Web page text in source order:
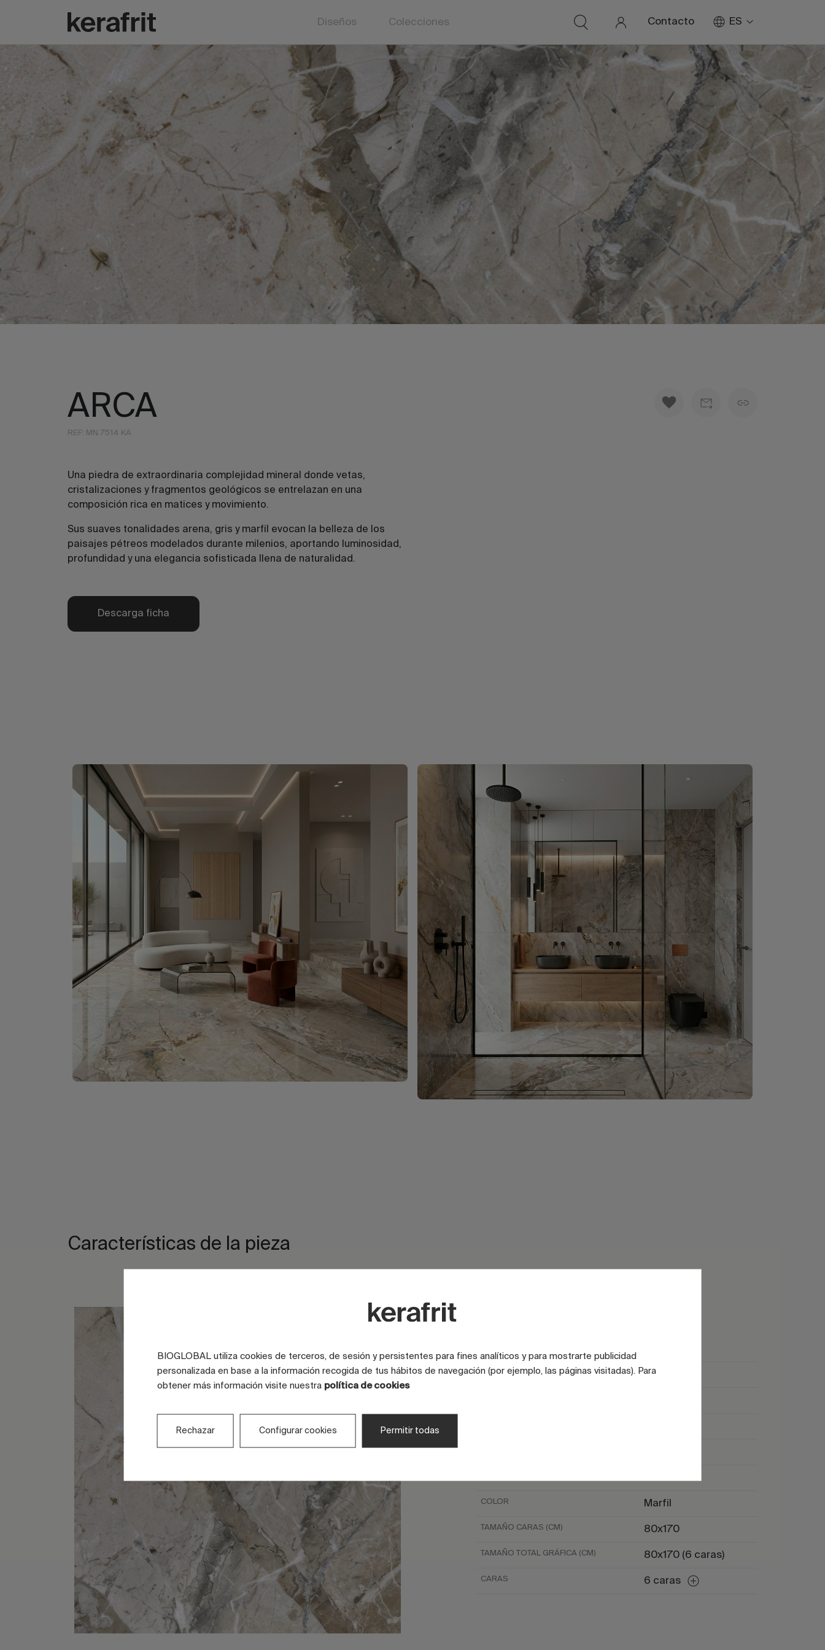
Diseños Colecciones Contacto ES
ARCA
REF: MN.7514 KA
Una piedra de extraordinaria complejidad mineral donde vetas,
cristalizaciones y fragmentos geológicos se entrelazan en una
composición rica en matices y movimiento.
Sus suaves tonalidades arena, gris y marfil evocan la belleza de los
paisajes pétreos modelados durante milenios, aportando luminosidad,
profundidad y una elegancia sofisticada llena de naturalidad.
Descarga ficha
Características de la pieza
ACABADO Brillo
COLOR Marfil
TAMAÑO CARAS (CM) 80x170
TAMAÑO TOTAL GRÁFICA (CM) 80x170 (6 caras)
CARAS 6 caras
BIOGLOBAL utiliza cookies de terceros, de sesión y persistentes para fines analíticos y para mostrarte publicidad
personalizada en base a la información recogida de tus hábitos de navegación (por ejemplo, las páginas visitadas). Para
obtener más información visite nuestra política de cookies
Rechazar Configurar cookies Permitir todas